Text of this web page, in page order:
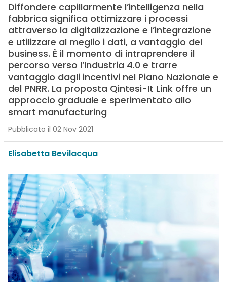
Diffondere capillarmente l’intelligenza nella
fabbrica significa ottimizzare i processi
attraverso la digitalizzazione e l’integrazione
e utilizzare al meglio i dati, a vantaggio del
business. È il momento di intraprendere il
percorso verso l’Industria 4.0 e trarre
vantaggio dagli incentivi nel Piano Nazionale e
del PNRR. La proposta Qintesi-It Link offre un
approccio graduale e sperimentato allo
smart manufacturing
Pubblicato il 02 Nov 2021
Elisabetta Bevilacqua